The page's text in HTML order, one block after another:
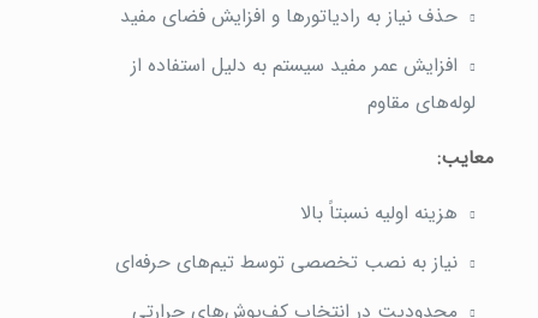
حذف نیاز به رادیاتورها و افزایش فضای مفید
افزایش عمر مفید سیستم به دلیل استفاده از
لوله‌های مقاوم
معایب:
هزینه اولیه نسبتاً بالا
نیاز به نصب تخصصی توسط تیم‌های حرفه‌ای
محدودیت در انتخاب کف‌پوش‌های حرارتی